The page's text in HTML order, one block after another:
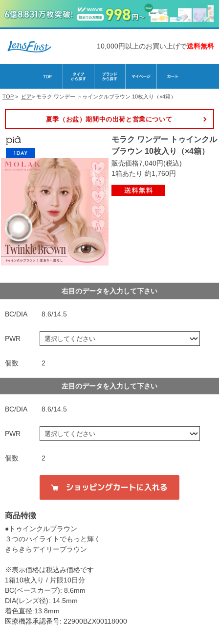
10,000円以上のお買い上げで送料無料
TOP > ピア> モラク ワンデー トゥインクルブラウン 10枚入り（×4箱）
夏季（お盆）期間中の出荷と営業について
モラク ワンデー トゥインクル
ブラウン 10枚入り（×4箱）
販売価格7,040円(税込)
1箱あたり 約1,760円
右目のデータを入力して下さい
BC/DIA 8.6/14.5
PWR
個数 2
左目のデータを入力して下さい
BC/DIA 8.6/14.5
PWR
個数 2
商品特徴
●トゥインクルブラウン
３つのハイライトでもっと輝く
きらきらデイリーブラウン
※表示価格は税込み価格です
1箱10枚入り / 片眼10日分
BC(ベースカーブ): 8.6mm
DIA(レンズ径): 14.5mm
着色直径:13.8mm
医療機器承認番号: 22900BZX00118000